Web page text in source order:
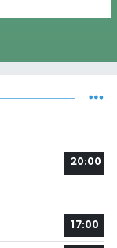
20:00
17:00